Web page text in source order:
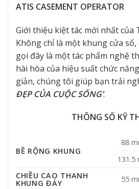
ATIS CASEMENT OPERATOR
Giới thiệu kiệt tác mới nhất của
Không chỉ là một khung cửa
gọi đây là một tác phẩm nghệ
hài hòa của hiệu suất chức
giản, chúng tôi giúp bạn trải
ĐẸP CỦA CUỘC SỐNG’.
THÔNG SỐ KỸ
BỀ RỘNG KHUNG
88
CHIỀU CAO THANH
KHUNG ĐÁY 55